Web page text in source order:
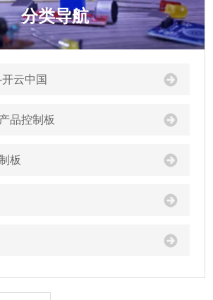
分类导航
云中国
品控制板
板